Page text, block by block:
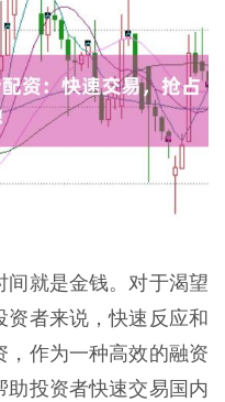
间就是金钱。对于渴望
者来说，快速反应和
，作为一种高效的融资
助投资者快速交易国内